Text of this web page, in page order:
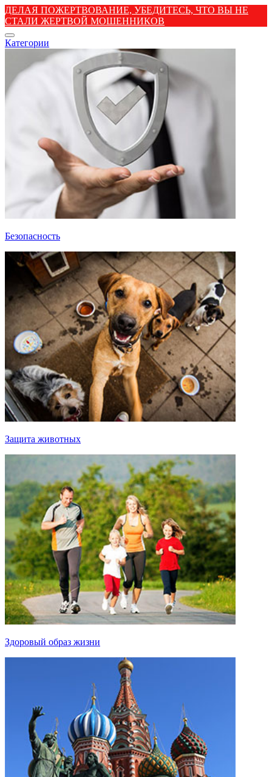
ДЕЛАЯ ПОЖЕРТВОВАНИЕ, УБЕДИТЕСЬ, ЧТО ВЫ НЕ
СТАЛИ ЖЕРТВОЙ МОШЕННИКОВ
Категории
Безопасность
Защита животных
Здоровый образ жизни